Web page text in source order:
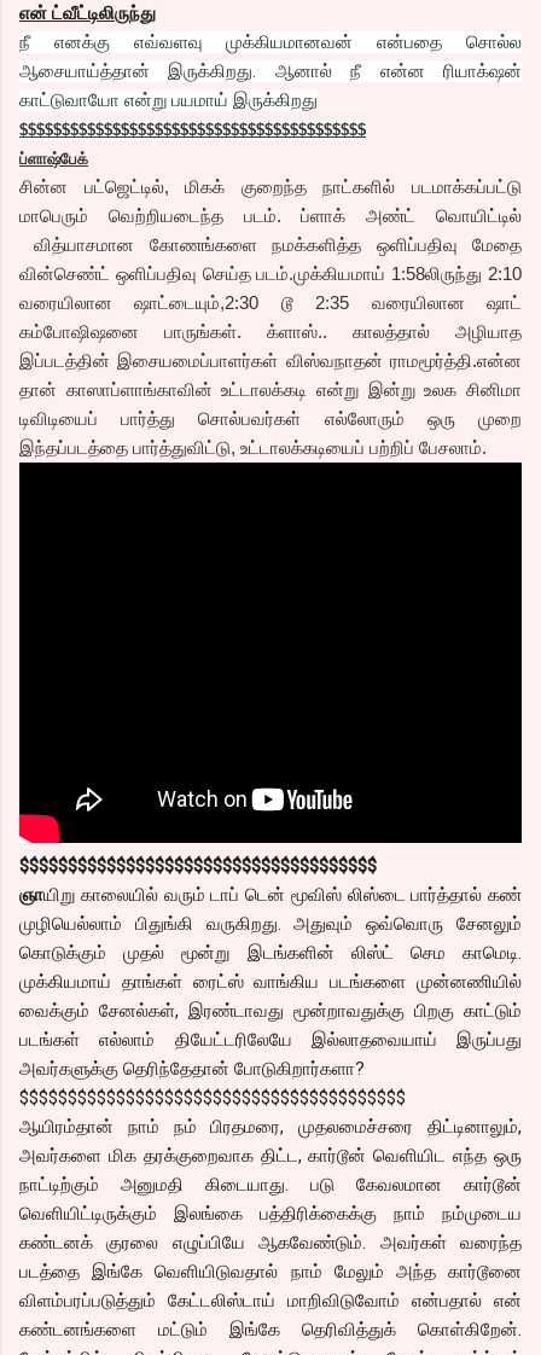
என் ட்வீட்டிலிருந்து
நீ எனக்கு எவ்வளவு முக்கியமானவன் என்பதை சொல்ல
ஆசையாய்த்தான் இருக்கிறது. ஆனால் நீ என்ன ரியாக்‌ஷன்
காட்டுவாயோ என்று பயமாய் இருக்கிறது
$$$$$$$$$$$$$$$$$$$$$$$$$$$$$$$$$$$$$$$$$
ப்ளாஷ்பேக்
சின்ன பட்ஜெட்டில், மிகக் குறைந்த நாட்களில் படமாக்கப்பட்டு
மாபெரும் வெற்றியடைந்த படம். ப்ளாக் அண்ட் வொயிட்டில்
வித்யாசமான கோணங்களை நமக்களித்த ஒளிப்பதிவு மேதை
வின்செண்ட் ஒளிப்பதிவு செய்த படம்.முக்கியமாய் 1:58லிருந்து 2:10
வரையிலான ஷாட்டையும்,2:30 டூ 2:35 வரையிலான ஷாட்
கம்போஷிஷனை பாருங்கள். க்ளாஸ்.. காலத்தால் அழியாத
இப்படத்தின் இசையமைப்பாளர்கள் விஸ்வநாதன் ராமமூர்த்தி.என்ன
தான் காஸாப்ளாங்காவின் உட்டாலக்கடி என்று இன்று உலக சினிமா
டிவிடியைப் பார்த்து சொல்பவர்கள் எல்லோரும் ஒரு முறை
இந்தப்படத்தை பார்த்துவிட்டு, உட்டாலக்கடியைப் பற்றிப் பேசலாம்.
$$$$$$$$$$$$$$$$$$$$$$$$$$$$$$$$$$$$$
ஞாயிறு காலையில் வரும் டாப் டென் மூவிஸ் லிஸ்டை பார்த்தால் கண்
முழியெல்லாம் பிதுங்கி வருகிறது. அதுவும் ஒவ்வொரு சேனலும்
கொடுக்கும் முதல் மூன்று இடங்களின் லிஸ்ட் செம காமெடி.
முக்கியமாய் தாங்கள் ரைட்ஸ் வாங்கிய படங்களை முன்னணியில்
வைக்கும் சேனல்கள், இரண்டாவது மூன்றாவதுக்கு பிறகு காட்டும்
படங்கள் எல்லாம் தியேட்டரிலேயே இல்லாதவையாய் இருப்பது
அவர்களுக்கு தெரிந்தேதான் போடுகிறார்களா?
$$$$$$$$$$$$$$$$$$$$$$$$$$$$$$$$$$$$$$$$
ஆயிரம்தான் நாம் நம் பிரதமரை, முதலமைச்சரை திட்டினாலும்,
அவர்களை மிக தரக்குறைவாக திட்ட, கார்டூன் வெளியிட எந்த ஒரு
நாட்டிற்கும் அனுமதி கிடையாது. படு கேவலமான கார்டூன்
வெளியிட்டிருக்கும் இலங்கை பத்திரிக்கைக்கு நாம் நம்முடைய
கண்டனக் குரலை எழுப்பியே ஆகவேண்டும். அவர்கள் வரைந்த
படத்தை இங்கே வெளியிடுவதால் நாம் மேலும் அந்த கார்டூனை
விளம்பரப்படுத்தும் கேட்டலிஸ்டாய் மாறிவிடுவோம் என்பதால் என்
கண்டனங்களை மட்டும் இங்கே தெரிவித்துக் கொள்கிறேன்.